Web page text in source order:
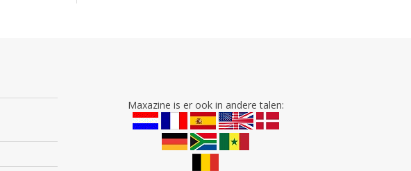
Maxazine is er ook in andere talen: